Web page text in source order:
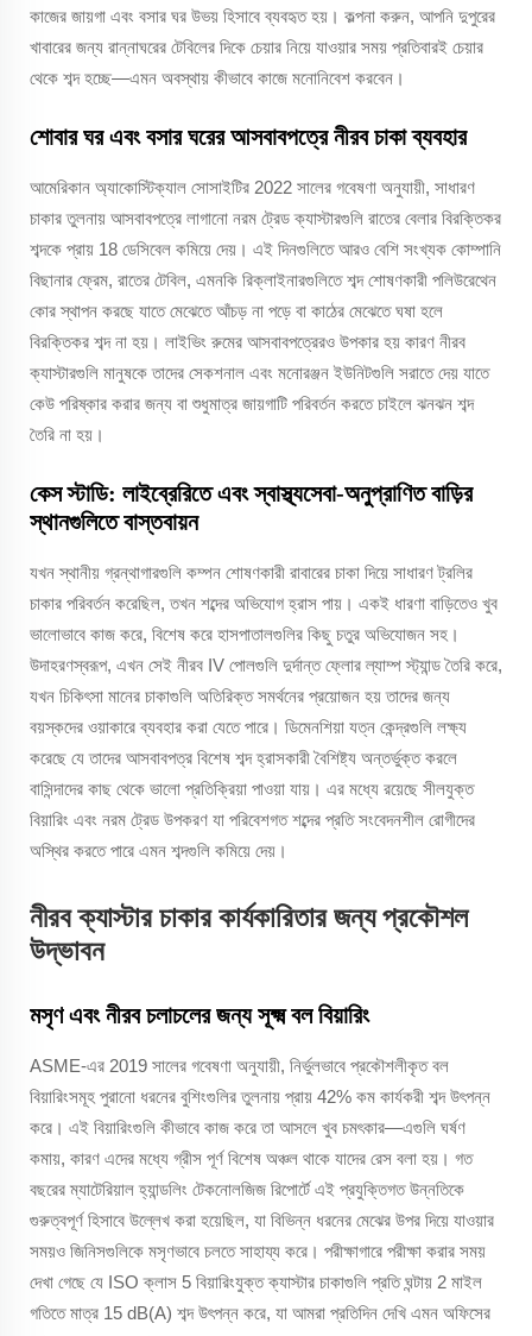
কাজের জায়গা এবং বসার ঘর উভয় হিসাবে ব্যবহৃত হয়। কল্পনা করুন, আপনি দুপুরের
খাবারের জন্য রান্নাঘরের টেবিলের দিকে চেয়ার নিয়ে যাওয়ার সময় প্রতিবারই চেয়ার
থেকে শব্দ হচ্ছে—এমন অবস্থায় কীভাবে কাজে মনোনিবেশ করবেন।
শোবার ঘর এবং বসার ঘরের আসবাবপত্রে নীরব চাকা ব্যবহার
আমেরিকান অ্যাকোস্টিক্যাল সোসাইটির 2022 সালের গবেষণা অনুযায়ী, সাধারণ
চাকার তুলনায় আসবাবপত্রে লাগানো নরম ট্রেড ক্যাস্টারগুলি রাতের বেলার বিরক্তিকর
শব্দকে প্রায় 18 ডেসিবেল কমিয়ে দেয়। এই দিনগুলিতে আরও বেশি সংখ্যক কোম্পানি
বিছানার ফ্রেম, রাতের টেবিল, এমনকি রিক্লাইনারগুলিতে শব্দ শোষণকারী পলিউরেথেন
কোর স্থাপন করছে যাতে মেঝেতে আঁচড় না পড়ে বা কাঠের মেঝেতে ঘষা হলে
বিরক্তিকর শব্দ না হয়। লাইভিং রুমের আসবাবপত্রেরও উপকার হয় কারণ নীরব
ক্যাস্টারগুলি মানুষকে তাদের সেকশনাল এবং মনোরঞ্জন ইউনিটগুলি সরাতে দেয় যাতে
কেউ পরিষ্কার করার জন্য বা শুধুমাত্র জায়গাটি পরিবর্তন করতে চাইলে ঝনঝন শব্দ
তৈরি না হয়।
কেস স্টাডি: লাইব্রেরিতে এবং স্বাস্থ্যসেবা-অনুপ্রাণিত বাড়ির
স্থানগুলিতে বাস্তবায়ন
যখন স্থানীয় গ্রন্থাগারগুলি কম্পন শোষণকারী রাবারের চাকা দিয়ে সাধারণ ট্রলির
চাকার পরিবর্তন করেছিল, তখন শব্দের অভিযোগ হ্রাস পায়। একই ধারণা বাড়িতেও খুব
ভালোভাবে কাজ করে, বিশেষ করে হাসপাতালগুলির কিছু চতুর অভিযোজন সহ।
উদাহরণস্বরূপ, এখন সেই নীরব IV পোলগুলি দুর্দান্ত ফ্লোর ল্যাম্প স্ট্যান্ড তৈরি করে,
যখন চিকিৎসা মানের চাকাগুলি অতিরিক্ত সমর্থনের প্রয়োজন হয় তাদের জন্য
বয়স্কদের ওয়াকারে ব্যবহার করা যেতে পারে। ডিমেনশিয়া যত্ন কেন্দ্রগুলি লক্ষ্য
করেছে যে তাদের আসবাবপত্র বিশেষ শব্দ হ্রাসকারী বৈশিষ্ট্য অন্তর্ভুক্ত করলে
বাসিন্দাদের কাছ থেকে ভালো প্রতিক্রিয়া পাওয়া যায়। এর মধ্যে রয়েছে সীলযুক্ত
বিয়ারিং এবং নরম ট্রেড উপকরণ যা পরিবেশগত শব্দের প্রতি সংবেদনশীল রোগীদের
অস্থির করতে পারে এমন শব্দগুলি কমিয়ে দেয়।
নীরব ক্যাস্টার চাকার কার্যকারিতার জন্য প্রকৌশল
উদ্ভাবন
মসৃণ এবং নীরব চলাচলের জন্য সূক্ষ্ম বল বিয়ারিং
ASME-এর 2019 সালের গবেষণা অনুযায়ী, নির্ভুলভাবে প্রকৌশলীকৃত বল
বিয়ারিংসমূহ পুরানো ধরনের বুশিংগুলির তুলনায় প্রায় 42% কম কার্যকরী শব্দ উৎপন্ন
করে। এই বিয়ারিংগুলি কীভাবে কাজ করে তা আসলে খুব চমৎকার—এগুলি ঘর্ষণ
কমায়, কারণ এদের মধ্যে গ্রীস পূর্ণ বিশেষ অঞ্চল থাকে যাদের রেস বলা হয়। গত
বছরের ম্যাটেরিয়াল হ্যান্ডলিং টেকনোলজিজ রিপোর্টে এই প্রযুক্তিগত উন্নতিকে
গুরুত্বপূর্ণ হিসাবে উল্লেখ করা হয়েছিল, যা বিভিন্ন ধরনের মেঝের উপর দিয়ে যাওয়ার
সময়ও জিনিসগুলিকে মসৃণভাবে চলতে সাহায্য করে। পরীক্ষাগারে পরীক্ষা করার সময়
দেখা গেছে যে ISO ক্লাস 5 বিয়ারিংযুক্ত ক্যাস্টার চাকাগুলি প্রতি ঘন্টায় 2 মাইল
গতিতে মাত্র 15 dB(A) শব্দ উৎপন্ন করে, যা আমরা প্রতিদিন দেখি এমন অফিসের